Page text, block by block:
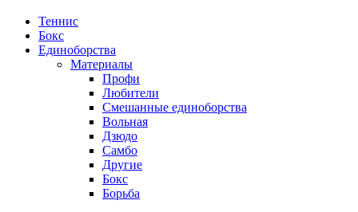
Теннис
Бокс
Единоборства
Материалы
Профи
Любители
Смешанные единоборства
Вольная
Дзюдо
Самбо
Другие
Бокс
Борьба